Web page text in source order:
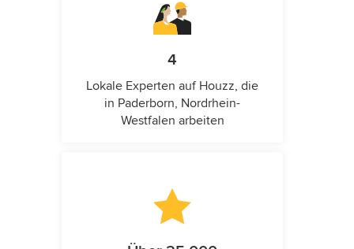
4
Lokale Experten auf Houzz, die
in Paderborn, Nordrhein-
Westfalen arbeiten